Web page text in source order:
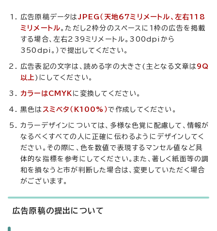
広告原稿データはJPEG（天地67ミリメートル、左右118
ミリメートル。ただし2枠分のスペースに1枠の広告を掲載
する場合、左右239ミリメートル。300dpiから
350dpi。）で提出してください。
広告表記の文字は、読める字の大きさ(主となる文章は 9Q
以上 )にしてください。
カラーはCMYK に変換してください。
黒色は スミベタ（K100%）で作成してください。
カラーデザインについては、多様な色覚に配慮して、情報が
なるべくすべての人に正確に伝わるようにデザインしてく
ださい。その際に、色を数値で表現するマンセル値など具
体的な指標を参考にしてください。また、著しく紙面等の調
和を損なうと市が判断した場合は、変更していただく場合
がございます。
広告原稿の提出について